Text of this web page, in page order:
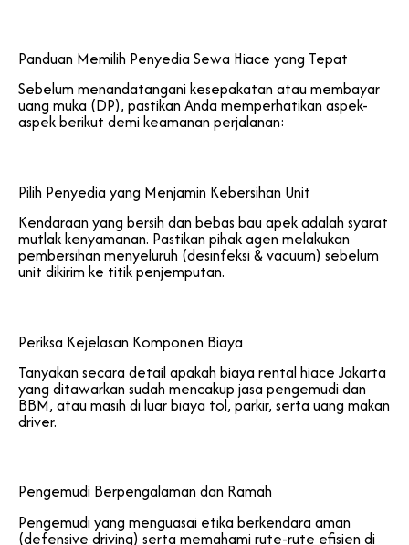
Panduan Memilih Penyedia Sewa Hiace yang Tepat
Sebelum menandatangani kesepakatan atau membayar
uang muka (DP), pastikan Anda memperhatikan aspek-
aspek berikut demi keamanan perjalanan:
Pilih Penyedia yang Menjamin Kebersihan Unit
Kendaraan yang bersih dan bebas bau apek adalah syarat
mutlak kenyamanan. Pastikan pihak agen melakukan
pembersihan menyeluruh (desinfeksi & vacuum) sebelum
unit dikirim ke titik penjemputan.
Periksa Kejelasan Komponen Biaya
Tanyakan secara detail apakah biaya rental hiace Jakarta
yang ditawarkan sudah mencakup jasa pengemudi dan
BBM, atau masih di luar biaya tol, parkir, serta uang makan
driver.
Pengemudi Berpengalaman dan Ramah
Pengemudi yang menguasai etika berkendara aman
(defensive driving) serta memahami rute-rute efisien di